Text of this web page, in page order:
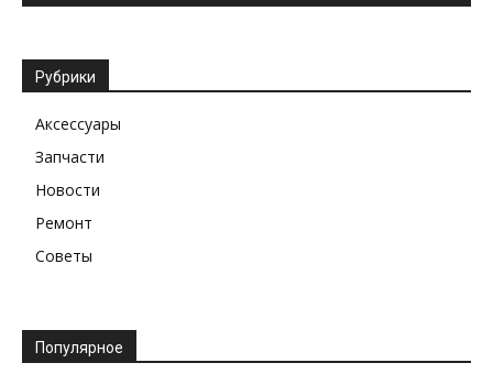
Рубрики
Аксессуары
Запчасти
Новости
Ремонт
Советы
Популярное